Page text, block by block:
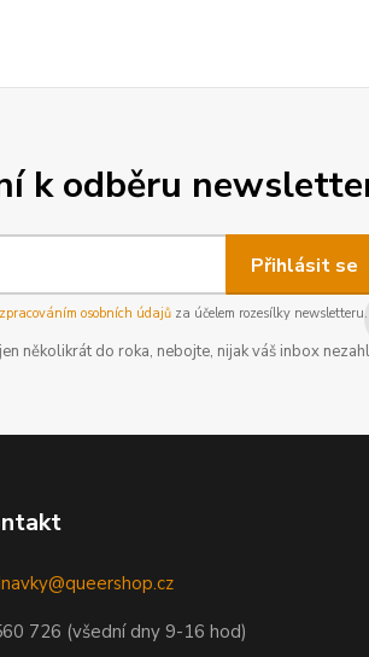
k odběru
Přihlásit se
zpracováním osobních údajůza účelem rozesílky newsletteru.
několikrát do roka, nebojte, nijak váš inbox
726 (všední dny 9-16 hod)